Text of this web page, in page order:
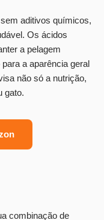
aditivos químicos,
Os ácidos
a pelagem
a aparência geral
não só a nutrição,
gato.
combinação de